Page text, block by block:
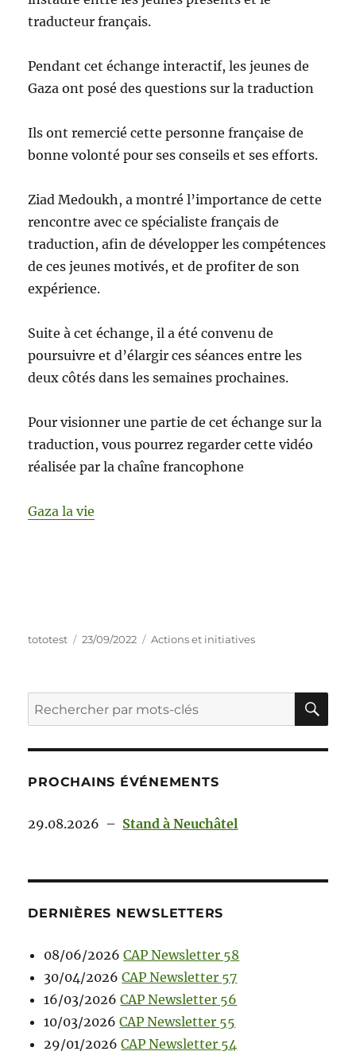
traducteur français.
Pendant cet échange interactif, les jeunes de
Gaza ont posé des questions sur la traduction
Ils ont remercié cette personne française de
bonne volonté pour ses conseils et ses efforts.
Ziad Medoukh, a montré l’importance de cette
rencontre avec ce spécialiste français de
traduction, afin de développer les compétences
de ces jeunes motivés, et de profiter de son
expérience.
Suite à cet échange, il a été convenu de
poursuivre et d’élargir ces séances entre les
deux côtés dans les semaines prochaines.
Pour visionner une partie de cet échange sur la
traduction, vous pourrez regarder cette vidéo
réalisée par la chaîne francophone
Gaza la vie
tototest 23/09/2022 Actions et initiatives
PROCHAINS ÉVÉNEMENTS
29.08.2026 – Stand à Neuchâtel
DERNIÈRES NEWSLETTERS
08/06/2026 CAP Newsletter 58
30/04/2026 CAP Newsletter 57
16/03/2026 CAP Newsletter 56
10/03/2026 CAP Newsletter 55
29/01/2026 CAP Newsletter 54